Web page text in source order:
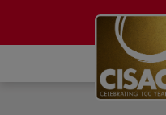
LinkedinYoutubeInstagram